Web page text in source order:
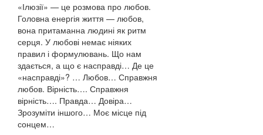
«Ілюзії» — це розмова про любов.
Головна енергія життя — любов,
вона притаманна людині як ритм
серця. У любові немає ніяких
правил і формулювань. Що нам
здається, а що є насправді… Де це
«насправді»? … Любов… Справжня
любов. Вірність…. Справжня
вірність…. Правда… Довіра…
Зрозуміти іншого… Моє місце під
сонцем…